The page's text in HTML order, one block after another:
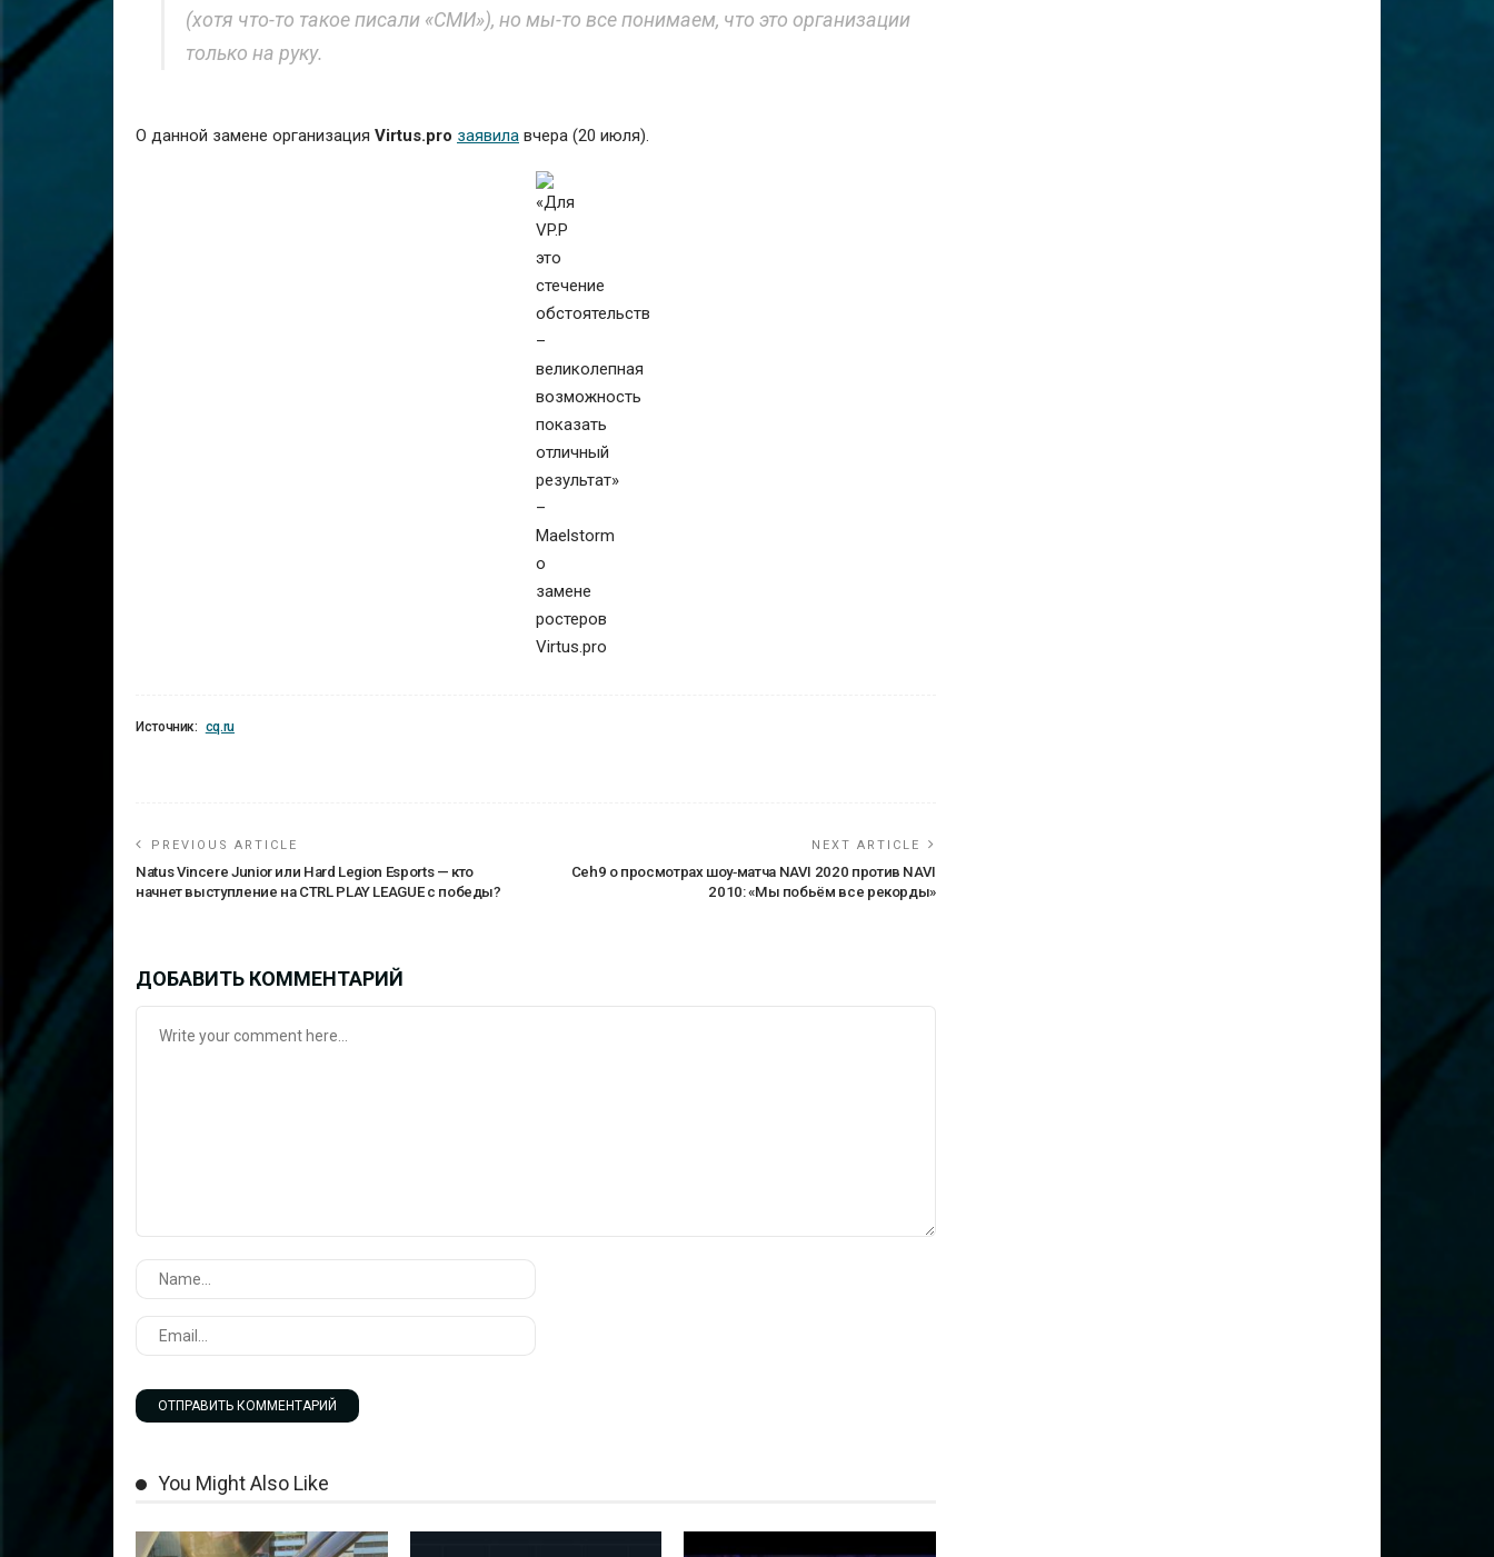
(хотя что-то такое писали «СМИ»), но мы-то все понимаем, что это организации
только на руку.
О данной замене организация Virtus.pro заявила вчера (20 июля).
Источник: cq.ru
PREVIOUS ARTICLE
Natus Vincere Junior или Hard Legion Esports — кто
начнет выступление на CTRL PLAY LEAGUE с победы?
NEXT ARTICLE
Ceh9 о просмотрах шоу‑матча NAVI 2020 против NAVI
2010: «Мы побьём все рекорды»
ДОБАВИТЬ КОММЕНТАРИЙ
You Might Also Like